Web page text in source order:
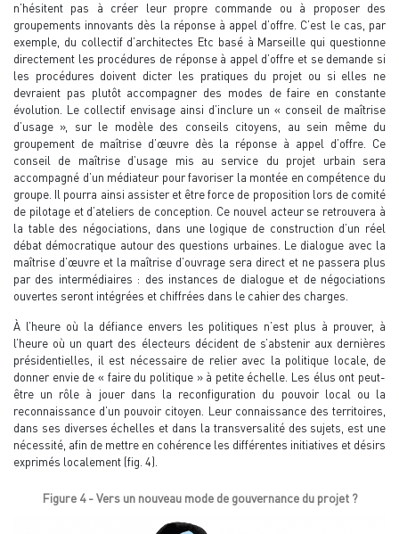
n’hésitent pas à créer leur propre commande ou à proposer des
groupements innovants dès la réponse à appel d’offre. C’est le cas, par
exemple, du collectif d’architectes Etc basé à Marseille qui questionne
directement les procédures de réponse à appel d’offre et se demande si
les procédures doivent dicter les pratiques du projet ou si elles ne
devraient pas plutôt accompagner des modes de faire en constante
évolution. Le collectif envisage ainsi d’inclure un « conseil de maîtrise
d’usage », sur le modèle des conseils citoyens, au sein même du
groupement de maîtrise d’œuvre dès la réponse à appel d’offre. Ce
conseil de maîtrise d’usage mis au service du projet urbain sera
accompagné d’un médiateur pour favoriser la montée en compétence du
groupe. Il pourra ainsi assister et être force de proposition lors de comité
de pilotage et d’ateliers de conception. Ce nouvel acteur se retrouvera à
la table des négociations, dans une logique de construction d’un réel
débat démocratique autour des questions urbaines. Le dialogue avec la
maîtrise d’œuvre et la maîtrise d’ouvrage sera direct et ne passera plus
par des intermédiaires : des instances de dialogue et de négociations
ouvertes seront intégrées et chiffrées dans le cahier des charges.
À l’heure où la défiance envers les politiques n’est plus à prouver, à
l’heure où un quart des électeurs décident de s’abstenir aux dernières
présidentielles, il est nécessaire de relier avec la politique locale, de
donner envie de « faire du politique » à petite échelle. Les élus ont peut-
être un rôle à jouer dans la reconfiguration du pouvoir local ou la
reconnaissance d’un pouvoir citoyen. Leur connaissance des territoires,
dans ses diverses échelles et dans la transversalité des sujets, est une
nécessité, afin de mettre en cohérence les différentes initiatives et désirs
exprimés localement (fig. 4).
Figure 4 - Vers un nouveau mode de gouvernance du projet ?